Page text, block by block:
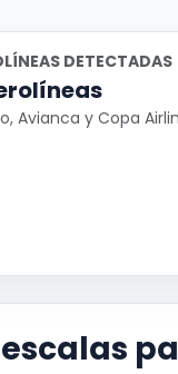
DETECTADAS
Avianca y Copa